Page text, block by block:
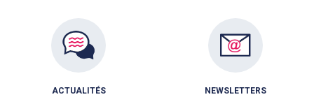
ACTUALITÉS NEWSLETTERS